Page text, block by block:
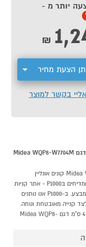
יותר מ -
₪
תן הצעת מחיר
בקשר למוצר
למה כדאי לקנות מדיח כלים אינטגרלי צר 45 ס"מ דגם Midea WQP8-W7704M
מדיח כלים אינטגרלי צר 45 ס"מ דגם Midea WQP8-W7704M קונים אונליין
בקטגוריית אינטגרלי מלא צר במחלקת כביסה, ייבוש ומדיחים בP1000 - אתר קניות
ישראלי בטוח, משתלם ונוח המציע מוצרים מומלצים במבצע. ב-P1000 אנו נותנים
קנייה מאובטחת ונוחה.
אצלנו, קניות באינטרנט של מדיח כלים אינטגרלי צר 45 ס"מ דגם Midea WQP8-